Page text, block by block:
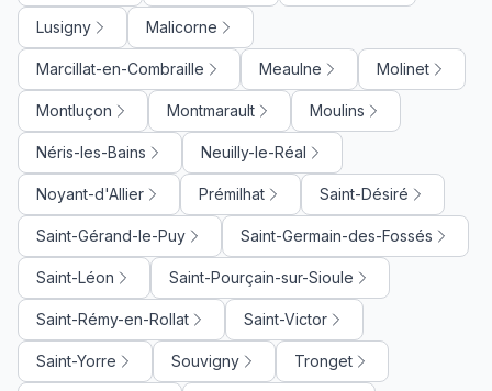
Lusigny Malicorne
Marcillat-en-Combraille Meaulne Molinet
Montluçon Montmarault Moulins
Néris-les-Bains Neuilly-le-Réal
Noyant-d'Allier Prémilhat Saint-Désiré
Saint-Gérand-le-Puy Saint-Germain-des-Fossés
Saint-Léon Saint-Pourçain-sur-Sioule
Saint-Rémy-en-Rollat Saint-Victor
Saint-Yorre Souvigny Tronget